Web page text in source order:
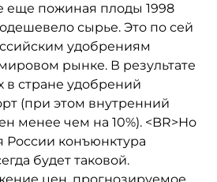
еще пожиная плоды 1998
сырье. Это по сей
удобрениям
рынке. В результате
в стране удобрений
(при этом внутренний
менее чем на 10%). <BR>Но
России конъюнктура
будет таковой.